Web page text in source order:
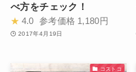
べ方をチェック！
★ 4.0 参考価格 1,180円
2017年4月19日
コストコ